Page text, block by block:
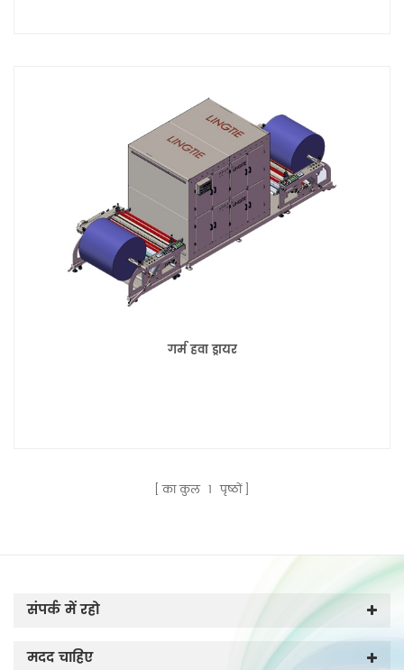
गर्म हवा ड्रायर
का कुल 1 पृष्ठों
संपर्क में रहो
मदद चाहिए